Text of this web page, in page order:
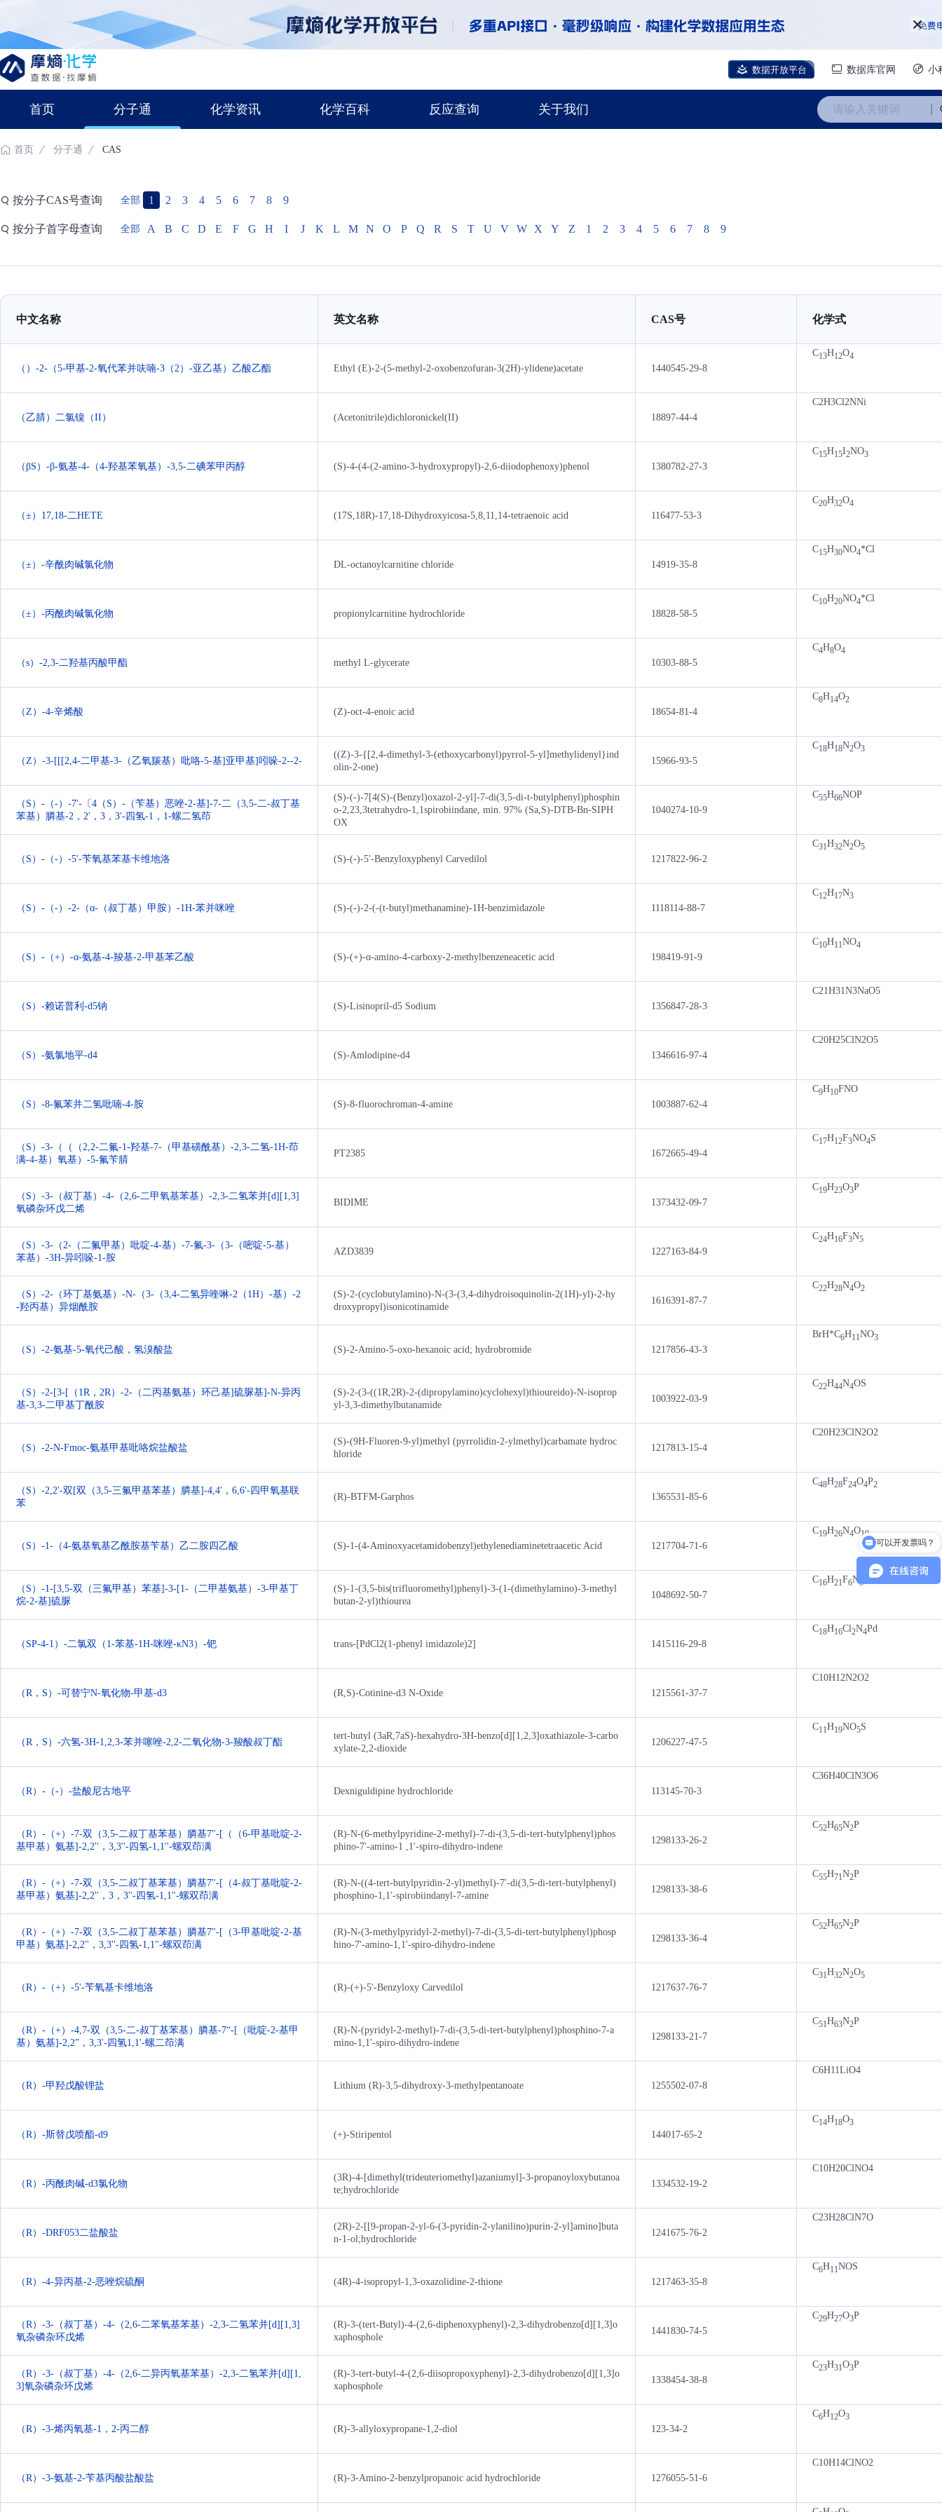
数据开放平台 数据库官网 小
首页 分子通 化学资讯 化学百科 反应查询 关于我们 请输入关键词
首页 分子通 CAS
按分子CAS号查询 全部 1 2 3 4 5 6 7 8 9
按分子首字母查询 全部 A B C D E F G H I J K L M N O P Q R S T U V W X Y Z 1 2 3 4 5 6 7 8 9
中文名称 英文名称 CAS号 化学式
（）-2-（5-甲基-2-氧代苯并呋喃-3（2）-亚乙基）乙酸乙酯 Ethyl (E)-2-(5-methyl-2-oxobenzofuran-3(2H)-ylidene)acetate 1440545-29-8
C13H12O4
（乙腈）二氯镍（II） (Acetonitrile)dichloronickel(II) 18897-44-4
C2H3Cl2NNi
（βS）-β-氨基-4-（4-羟基苯氧基）-3,5-二碘苯甲丙醇 (S)-4-(4-(2-amino-3-hydroxypropyl)-2,6-diiodophenoxy)phenol 1380782-27-3
C15H15I2NO3
（±）17,18-二HETE (17S,18R)-17,18-Dihydroxyicosa-5,8,11,14-tetraenoic acid 116477-53-3
C20H32O4
（±）-辛酰肉碱氯化物 DL-octanoylcarnitine chloride 14919-35-8
C15H30NO4*Cl
（±）-丙酰肉碱氯化物 propionylcarnitine hydrochloride 18828-58-5
C10H20NO4*Cl
（s）-2,3-二羟基丙酸甲酯 methyl L-glycerate 10303-88-5
C4H8O4
（Z）-4-辛烯酸 (Z)-oct-4-enoic acid 18654-81-4
C8H14O2
（Z）-3-[[[2,4-二甲基-3-（乙氧羰基）吡咯-5-基]亚甲基]吲哚-2--2-
((Z)-3-{[2,4-dimethyl-3-(ethoxycarbonyl)pyrrol-5-yl]methylidenyl}ind
olin-2-one)
15966-93-5
C18H18N2O3
（S）-（-）-7'-〔4（S）-（苄基）恶唑-2-基]-7-二（3,5-二-叔丁基
苯基）膦基-2，2'，3，3'-四氢-1，1-螺二氢茚
(S)-(-)-7[4(S)-(Benzyl)oxazol-2-yl]-7-di(3,5-di-t-butylphenyl)phosphin
o-2,23,3tetrahydro-1,1spirobiindane, min. 97% (Sa,S)-DTB-Bn-SIPH
OX
1040274-10-9
C55H66NOP
（S）-（-）-5'-苄氧基苯基卡维地洛 (S)-(-)-5'-Benzyloxyphenyl Carvedilol 1217822-96-2
C31H32N2O5
（S）-（-）-2-（α-（叔丁基）甲胺）-1H-苯并咪唑 (S)-(-)-2-(-(t-butyl)methanamine)-1H-benzimidazole 1118114-88-7
C12H17N3
（S）-（+）-α-氨基-4-羧基-2-甲基苯乙酸 (S)-(+)-α-amino-4-carboxy-2-methylbenzeneacetic acid 198419-91-9
C10H11NO4
（S）-赖诺普利-d5钠 (S)-Lisinopril-d5 Sodium 1356847-28-3
C21H31N3NaO5
（S）-氨氯地平-d4 (S)-Amlodipine-d4 1346616-97-4
C20H25ClN2O5
（S）-8-氟苯并二氢吡喃-4-胺 (S)-8-fluorochroman-4-amine 1003887-62-4
C9H10FNO
（S）-3-（（（2,2-二氟-1-羟基-7-（甲基磺酰基）-2,3-二氢-1H-茚
满-4-基）氧基）-5-氟苄腈
PT2385 1672665-49-4
C17H12F3NO4S
（S）-3-（叔丁基）-4-（2,6-二甲氧基苯基）-2,3-二氢苯并[d][1,3]
氧磷杂环戊二烯
BIDIME 1373432-09-7
C19H23O3P
（S）-3-（2-（二氟甲基）吡啶-4-基）-7-氟-3-（3-（嘧啶-5-基）
苯基）-3H-异吲哚-1-胺
AZD3839 1227163-84-9
C24H16F3N5
（S）-2-（环丁基氨基）-N-（3-（3,4-二氢异喹啉-2（1H）-基）-2
-羟丙基）异烟酰胺
(S)-2-(cyclobutylamino)-N-(3-(3,4-dihydroisoquinolin-2(1H)-yl)-2-hy
droxypropyl)isonicotinamide
1616391-87-7
C22H28N4O2
（S）-2-氨基-5-氧代己酸，氢溴酸盐 (S)-2-Amino-5-oxo-hexanoic acid; hydrobromide 1217856-43-3
BrH*C6H11NO3
（S）-2-[3-[（1R，2R）-2-（二丙基氨基）环己基]硫脲基]-N-异丙
基-3,3-二甲基丁酰胺
(S)-2-(3-((1R,2R)-2-(dipropylamino)cyclohexyl)thioureido)-N-isoprop
yl-3,3-dimethylbutanamide
1003922-03-9
C22H44N4OS
（S）-2-N-Fmoc-氨基甲基吡咯烷盐酸盐
(S)-(9H-Fluoren-9-yl)methyl (pyrrolidin-2-ylmethyl)carbamate hydroc
hloride
1217813-15-4
C20H23ClN2O2
（S）-2,2'-双[双（3,5-三氟甲基苯基）膦基]-4,4'，6,6'-四甲氧基联
苯
(R)-BTFM-Garphos 1365531-85-6
C48H28F24O4P2
（S）-1-（4-氨基氧基乙酰胺基苄基）乙二胺四乙酸 (S)-1-(4-Aminoxyacetamidobenzyl)ethylenediaminetetraacetic Acid 1217704-71-6
C19H26N4O10
（S）-1-[3,5-双（三氟甲基）苯基]-3-[1-（二甲基氨基）-3-甲基丁
烷-2-基]硫脲
(S)-1-(3,5-bis(trifluoromethyl)phenyl)-3-(1-(dimethylamino)-3-methyl
butan-2-yl)thiourea
1048692-50-7
C16H21F6N 3
（SP-4-1）-二氯双（1-苯基-1H-咪唑-κN3）-钯 trans-[PdCl2(1-phenyl imidazole)2] 1415116-29-8
C18H16Cl2N4Pd
（R，S）-可替宁N-氧化物-甲基-d3 (R,S)-Cotinine-d3 N-Oxide 1215561-37-7
C10H12N2O2
（R，S）-六氢-3H-1,2,3-苯并噻唑-2,2-二氧化物-3-羧酸叔丁酯
tert-butyl (3aR,7aS)-hexahydro-3H-benzo[d][1,2,3]oxathiazole-3-carbo
xylate-2,2-dioxide
1206227-47-5
C11H19NO5S
（R）-（-）-盐酸尼古地平 Dexniguldipine hydrochloride 113145-70-3
C36H40ClN3O6
（R）-（+）-7-双（3,5-二叔丁基苯基）膦基7''-[（（6-甲基吡啶-2-
基甲基）氨基]-2,2''，3,3''-四氢-1,1''-螺双茚满
(R)-N-(6-methylpyridine-2-methyl)-7-di-(3,5-di-tert-butylphenyl)phos
phino-7'-amino-1 ,1'-spiro-dihydro-indene
1298133-26-2
C52H65N2P
（R）-（+）-7-双（3,5-二叔丁基苯基）膦基7''-[（4-叔丁基吡啶-2-
基甲基）氨基]-2,2''，3，3''-四氢-1,1''-螺双茚满
(R)-N-((4-tert-butylpyridin-2-yl)methyl)-7'-di(3,5-di-tert-butylphenyl)
phosphino-1,1'-spirobiindanyl-7-amine
1298133-38-6
C55H71N2P
（R）-（+）-7-双（3,5-二叔丁基苯基）膦基7''-[（3-甲基吡啶-2-基
甲基）氨基]-2,2''，3,3''-四氢-1,1''-螺双茚满
(R)-N-(3-methylpyridyl-2-methyl)-7-di-(3,5-di-tert-butylphenyl)phosp
hino-7'-amino-1,1'-spiro-dihydro-indene
1298133-36-4
C52H65N2P
（R）-（+）-5'-苄氧基卡维地洛 (R)-(+)-5'-Benzyloxy Carvedilol 1217637-76-7
C31H32N2O5
（R）-（+）-4,7-双（3,5-二-叔丁基苯基）膦基-7“-[（吡啶-2-基甲
基）氨基]-2,2”，3,3'-四氢1,1'-螺二茚满
(R)-N-(pyridyl-2-methyl)-7-di-(3,5-di-tert-butylphenyl)phosphino-7-a
mino-1,1'-spiro-dihydro-indene
1298133-21-7
C51H63N2P
（R）-甲羟戊酸锂盐 Lithium (R)-3,5-dihydroxy-3-methylpentanoate 1255502-07-8
C6H11LiO4
（R）-斯替戊喷酯-d9 (+)-Stiripentol 144017-65-2
C14H18O3
（R）-丙酰肉碱-d3氯化物
(3R)-4-[dimethyl(trideuteriomethyl)azaniumyl]-3-propanoyloxybutanoa
te;hydrochloride
1334532-19-2
C10H20ClNO4
（R）-DRF053二盐酸盐
(2R)-2-[[9-propan-2-yl-6-(3-pyridin-2-ylanilino)purin-2-yl]amino]buta
n-1-ol;hydrochloride
1241675-76-2
C23H28ClN7O
（R）-4-异丙基-2-恶唑烷硫酮 (4R)-4-isopropyl-1,3-oxazolidine-2-thione 1217463-35-8
C6H11NOS
（R）-3-（叔丁基）-4-（2,6-二苯氧基苯基）-2,3-二氢苯并[d][1,3]
氧杂磷杂环戊烯
(R)-3-(tert-Butyl)-4-(2,6-diphenoxyphenyl)-2,3-dihydrobenzo[d][1,3]o
xaphosphole
1441830-74-5
C29H27O3P
（R）-3-（叔丁基）-4-（2,6-二异丙氧基苯基）-2,3-二氢苯并[d][1,
3]氧杂磷杂环戊烯
(R)-3-tert-butyl-4-(2,6-diisopropoxyphenyl)-2,3-dihydrobenzo[d][1,3]o
xaphosphole
1338454-38-8
C23H31O3P
（R）-3-烯丙氧基-1，2-丙二醇 (R)-3-allyloxypropane-1,2-diol 123-34-2
C6H12O3
（R）-3-氨基-2-苄基丙酸盐酸盐 (R)-3-Amino-2-benzylpropanoic acid hydrochloride 1276055-51-6
C10H14ClNO2
可以开发票吗？